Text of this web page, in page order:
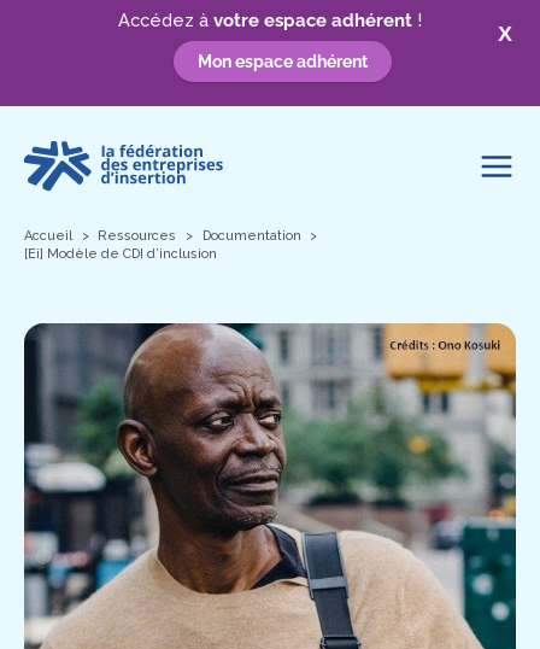
X
Accédez à votre espace adhérent !
Mon espace adhérent
contenu
Accueil Ressources
Documentation
[Ei] Modèle de CDI d’inclusion